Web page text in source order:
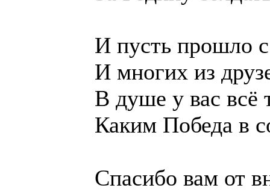
И пусть прошло
И многих из
В душе у вас всё
Каким Победа в
Спасибо вам от